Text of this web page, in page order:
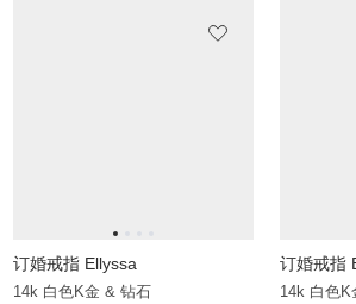
订婚戒指 Ellyssa
14k 白色K金 & 钻石
订婚戒指
14k 白色